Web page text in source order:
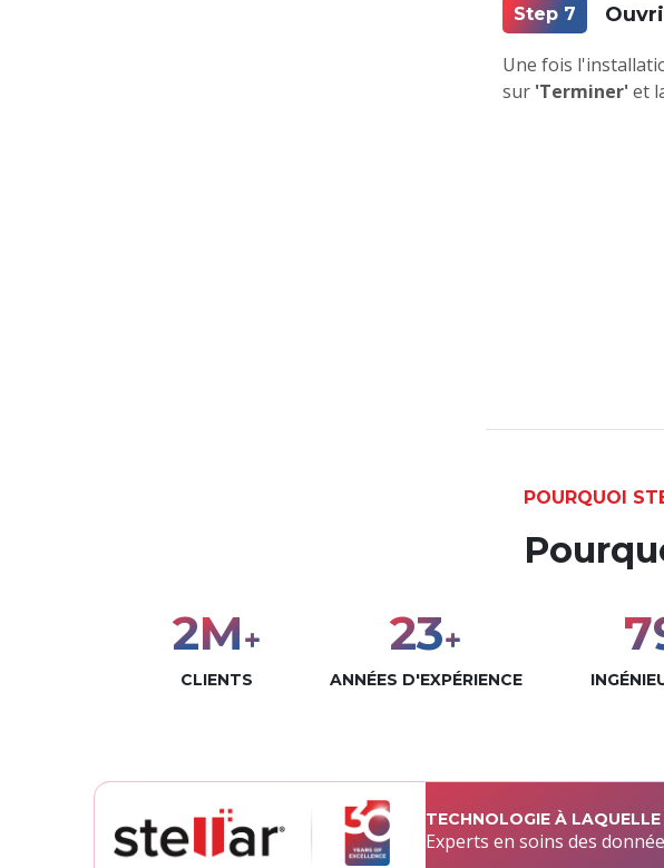
Step 7
Une fois
sur 'Terminer'et
POURQUOI
3M+
CLIENTS
30+
ANNÉES D'EXPÉRIENCE
TECHNOLOGIE À
Experts en soins des